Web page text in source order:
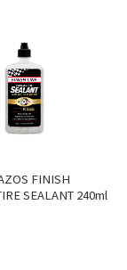
FINISH
SEALANT 240ml